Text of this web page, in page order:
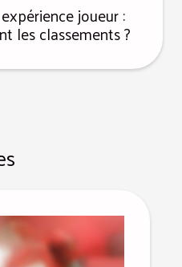
joueur :
les classements ?